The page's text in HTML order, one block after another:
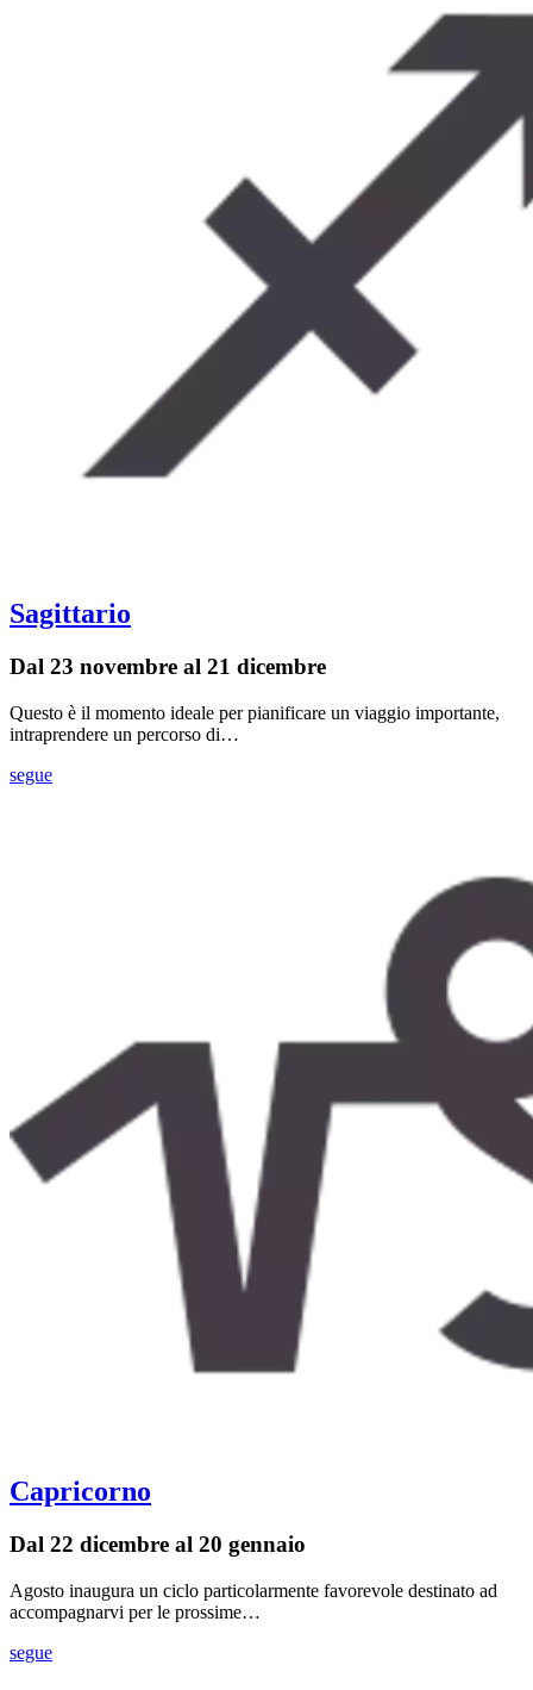
Sagittario
Dal 23 novembre al 21 dicembre
Questo è il momento ideale per pianificare un viaggio importante,
intraprendere un percorso di…
segue
Capricorno
Dal 22 dicembre al 20 gennaio
Agosto inaugura un ciclo particolarmente favorevole destinato ad
accompagnarvi per le prossime…
segue